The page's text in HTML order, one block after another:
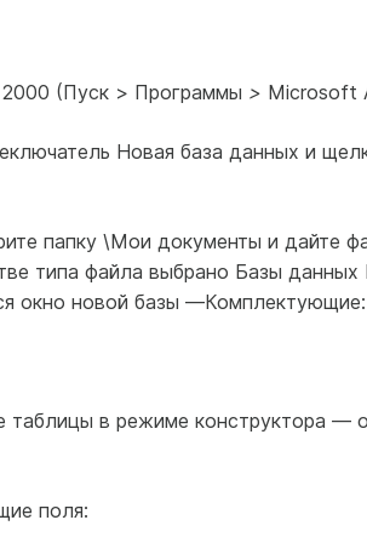
2000 (Пуск > Программы > Microsoft
Новая база данных и
папку \Мои документы и дайте
типа файла выбрано Базы
окно новой базы
в режиме конструктора —
поля: